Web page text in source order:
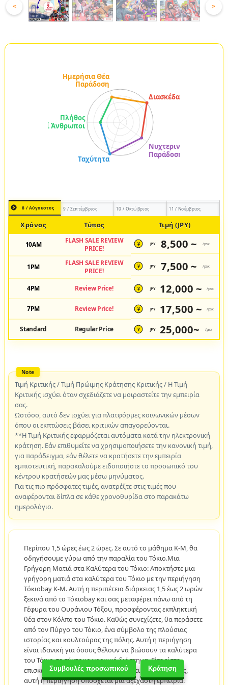
Συμβουλές προσωπικού Κράτηση
< >
8 / Αύγουστος 9 / Σεπτέμβριος 10 / Οκτώβριος 11 / Νοέμβριος
Χρόνος Τύπος Τιμή (JPY)
10AM
FLASH SALE REVIEW
PRICE!
¥ JPY 8,500 ~ /pax
1PM
FLASH SALE REVIEW
PRICE!
¥ JPY 7,500 ~ /pax
4PM Review Price! ¥ JPY 12,000 ~ /pax
7PM Review Price! ¥ JPY 17,500 ~ /pax
Standard Regular Price ¥ JPY 25,000~ /pax
Τιμή Κριτικής / Τιμή Πρώιμης Κράτησης Κριτικής / Η Τιμή
Κριτικής ισχύει όταν σχεδιάζετε να μοιραστείτε την εμπειρία
σας.
Ωστόσο, αυτό δεν ισχύει για πλατφόρμες κοινωνικών μέσων
όπου οι εκπτώσεις βάσει κριτικών απαγορεύονται.
**Η Τιμή Κριτικής εφαρμόζεται αυτόματα κατά την ηλεκτρονική
κράτηση. Εάν επιθυμείτε να χρησιμοποιήσετε την κανονική τιμή,
για παράδειγμα, εάν θέλετε να κρατήσετε την εμπειρία
εμπιστευτική, παρακαλούμε ειδοποιήστε το προσωπικό του
κέντρου κρατήσεών μας μέσω μηνύματος.
Για τις πιο πρόσφατες τιμές, ανατρέξτε στις τιμές που
αναφέρονται δίπλα σε κάθε χρονοθυρίδα στο παρακάτω
ημερολόγιο.
Περίπου 1,5 ώρες έως 2 ώρες. Σε αυτό το μάθημα K-M, θα
οδηγήσουμε γύρω από την παραλία του Τόκιο.Μια
Γρήγορη Ματιά στα Καλύτερα του Τόκιο: Αποκτήστε μια
γρήγορη ματιά στα καλύτερα του Τόκιο με την περιήγηση
Τόκιοbay K-M. Αυτή η περιπέτεια διάρκειας 1,5 έως 2 ωρών
ξεκινά από το Τόκιοbay και σας μεταφέρει πάνω από τη
Γέφυρα του Ουράνιου Τόξου, προσφέροντας εκπληκτική
θέα στον Κόλπο του Τόκιο. Καθώς συνεχίζετε, θα περάσετε
από τον Πύργο του Τόκιο, ένα σύμβολο της πλούσιας
ιστορίας και κουλτούρας της πόλης. Αυτή η περιήγηση
είναι ιδανική για όσους θέλουν να βιώσουν τα καλύτερα
του Τόκιο σε σύντομο χρονικό διάστημα. Είτε είστε
επισκέπτης για πρώτη φορά είτε έμπειρος ταξιδιώτης,
αυτή η περιήγηση υπόσχεται μια αξέχαστη εμπειρία.